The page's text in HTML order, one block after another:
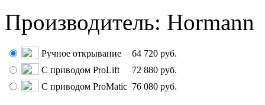
Производитель: Hormann
Ручное открывание
64 720 руб.
С приводом ProLift
72 880 руб.
С приводом ProMatic 76 080 руб.